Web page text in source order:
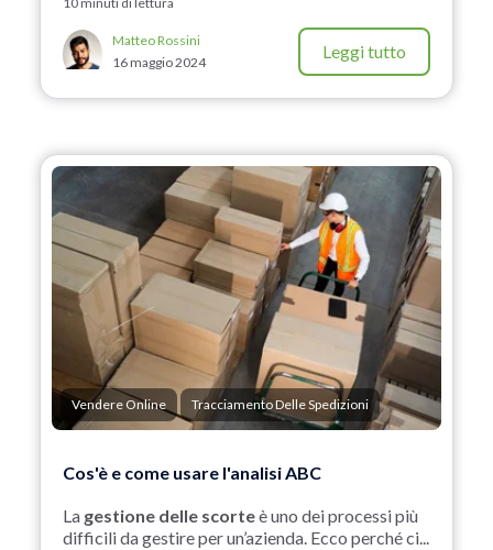
Matteo Rossini
16 maggio 2024
Leggi tutto
Vendere Online Tracciamento Delle Spedizioni
Cos'è e come usare l'analisi ABC
La gestione delle scorteè uno dei processi più
difficili da gestire per un’azienda. Ecco perché ci...